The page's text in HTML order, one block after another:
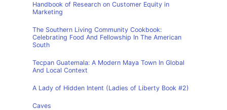
Handbook of Research on Customer Equity in
Marketing
The Southern Living Community Cookbook:
Celebrating Food And Fellowship In The American
South
Tecpan Guatemala: A Modern Maya Town In Global
And Local Context
A Lady of Hidden Intent (Ladies of Liberty Book #2)
Caves